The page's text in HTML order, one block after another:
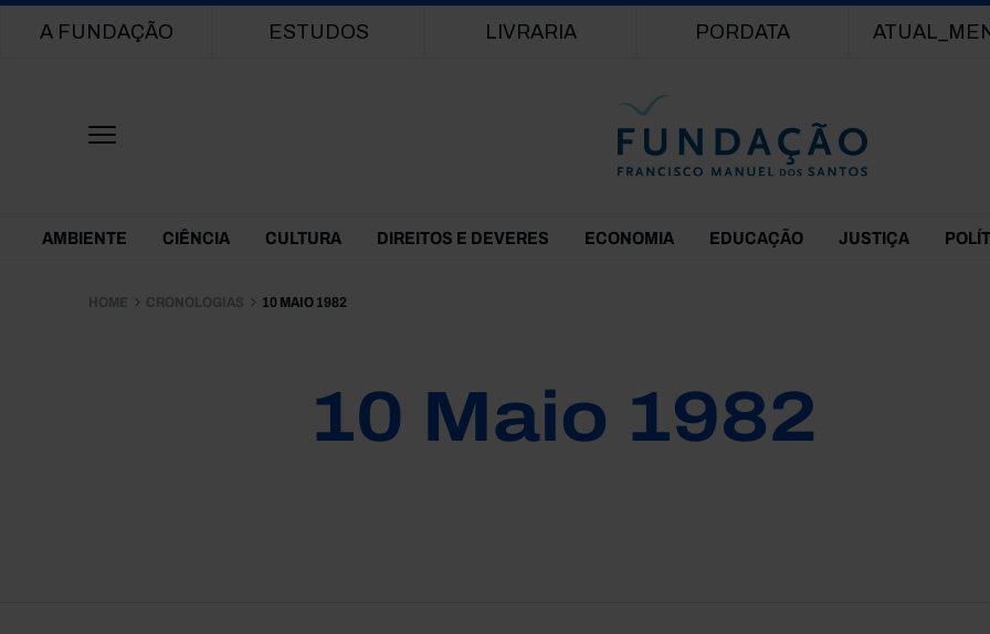
Main navigation
A FUNDAÇÃO ESTUDOS LIVRARIA PORDATA
Themes Menu
AMBIENTE CIÊNCIA CULTURA DIREITOS E DEVERES ECONOMIA EDUCAÇÃO JUSTIÇA
HOME CRONOLOGIAS 10 MAIO 1982
10 Maio 1982